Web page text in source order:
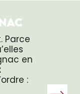
Parce
en
: